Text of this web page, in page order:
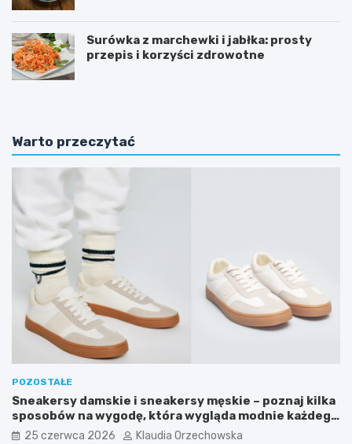
Surówka z marchewki i jabłka: prosty
przepis i korzyści zdrowotne
Warto przeczytać
POZOSTAŁE
Sneakersy damskie i sneakersy męskie – poznaj kilka
sposobów na wygodę, która wygląda modnie każdego
dnia25 czerwca 2026 Klaudia Orzechowska